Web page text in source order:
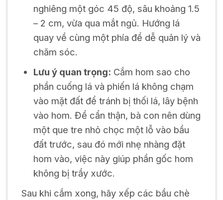
nghiêng một góc 45 độ, sâu khoảng 1.5
– 2 cm, vừa qua mắt ngủ. Hướng lá
quay về cùng một phía để dễ quản lý và
chăm sóc.
Lưu ý quan trọng: Cắm hom sao cho
phần cuống lá và phiến lá không chạm
vào mặt đất để tránh bị thối lá, lây bệnh
vào hom. Để cẩn thận, bà con nên dùng
một que tre nhỏ chọc một lỗ vào bầu
đất trước, sau đó mới nhẹ nhàng đặt
hom vào, việc này giúp phần gốc hom
không bị trầy xước.
Sau khi cắm xong, hãy xếp các bầu chè